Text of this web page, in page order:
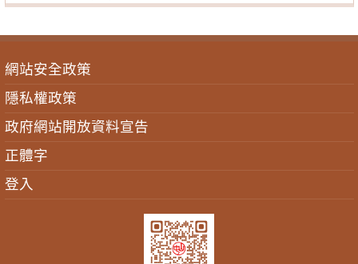
網站安全政策
隱私權政策
政府網站開放資料宣告
正體字
登入